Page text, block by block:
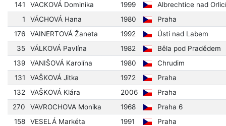
141
VACKOVÁ Dominika 1999
Albrechtice nad Orlicí
1
VÁCHOVÁ Hana 1980
Praha
176
VAINERTOVÁ Žaneta 1992
Ústí nad Labem
35
VÁLKOVÁ Pavlína 1982
Běla pod Pradědem
139
VANIŠOVÁ Karolína 1980
Chrudim
131
VAŠKOVÁ Jitka 1972
Praha
132
VAŠKOVÁ Klára 2006
Praha
270
VAVROCHOVA Monika 1968
Praha 6
158
VESELÁ Markéta 1991
Praha